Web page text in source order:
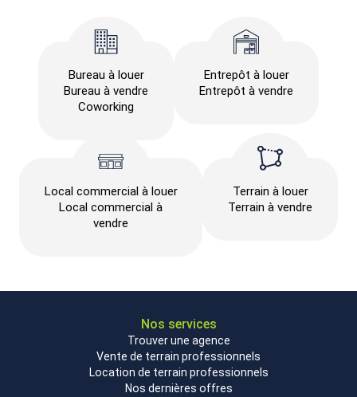
Bureau à louer
Bureau à vendre
Coworking
Entrepôt à louer
Entrepôt à vendre
Local commercial à louer
Local commercial à
vendre
Terrain à louer
Terrain à vendre
Nos services
Trouver une agence
Vente de terrain professionnels
Location de terrain professionnels
Nos dernières offres